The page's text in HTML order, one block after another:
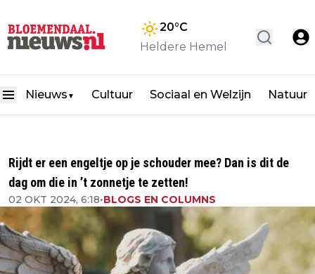
20°C
Heldere Hemel
Nieuws ▼ Cultuur Sociaal en Welzijn Natuur
Rijdt er een engeltje op je schouder mee? Dan is dit de
dag om die in ’t zonnetje te zetten!
02 OKT 2024, 6:18•BLOGS EN COLUMNS